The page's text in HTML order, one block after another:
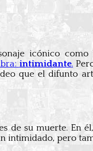
icónico como
intimidante.
que el difunto
de su muerte. En
intimidado, pero